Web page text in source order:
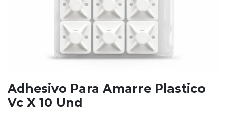
Adhesivo Para Amarre Plastico
Vc X 10 Und